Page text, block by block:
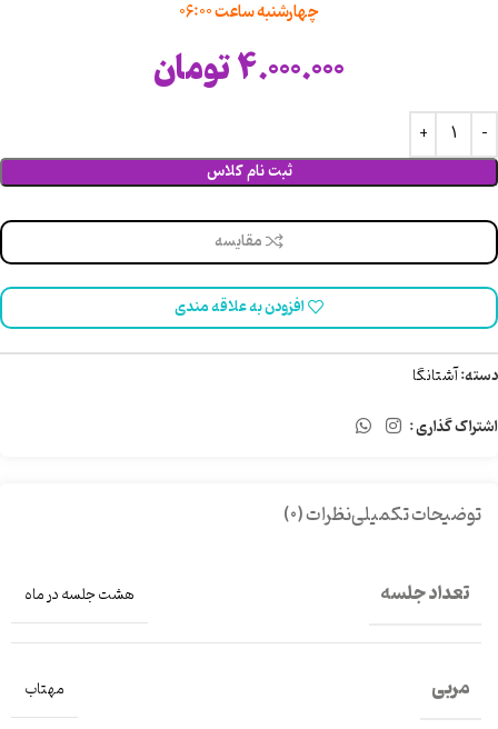
چهارشنبه ساعت 06:00
4.000.000تومان
ثبت نام کلاس
مقایسه
افزودن به علاقه مندی
دسته:آشتانگا
اشتراک گذاری :
توضیحات تکمیلینظرات (0)
تعداد جلسه هشت جلسه در ماه
مربی مهتاب